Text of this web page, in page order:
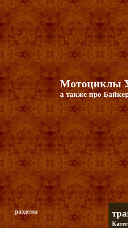
Мотоциклы
а также про
разделы